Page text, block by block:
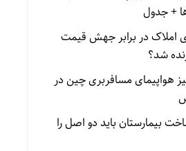
+ جدول
املاک در برابر جهش قیمت
شد؟
هواپیمای مسافربری چین در
بیمارستان باید دو اصل را